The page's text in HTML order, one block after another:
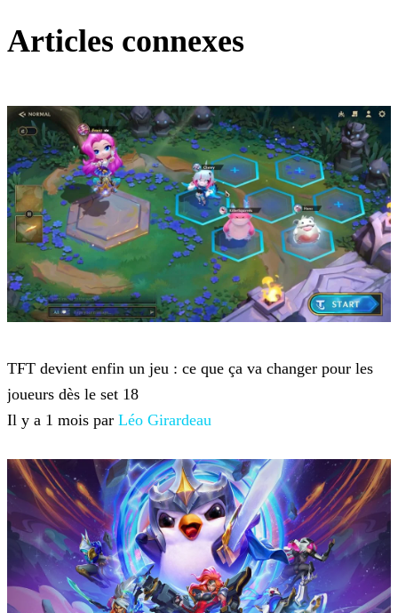
Articles connexes
TFT devient enfin un jeu : ce que ça va changer pour les
joueurs dès le set 18
Il y a 1 mois par Léo Girardeau